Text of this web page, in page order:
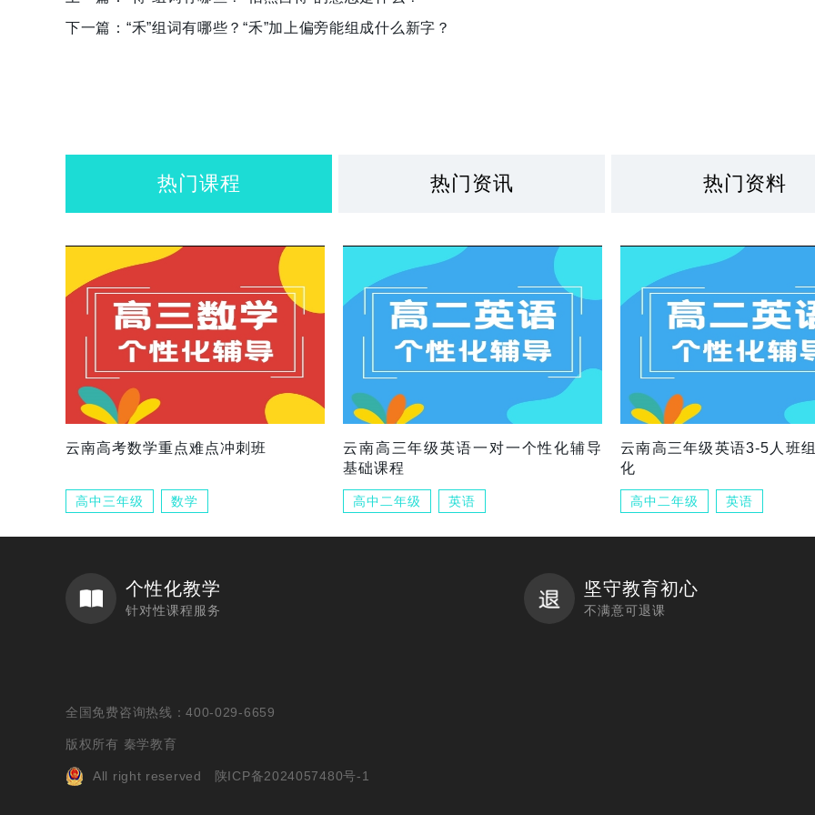
下一篇： “禾”组词有哪些？“禾”加上偏旁能组成什么新字？
热门课程 热门资讯 热门资料
云南高考数学重点难点冲刺班
高中三年级 数学
云南高三年级英语一对一个性化辅导
基础课程
高中二年级 英语
云南高三年级英语3-5人班
化
高中二年级 英语
个性化教学
针对性课程服务
坚守教育初心
不满意可退课
全国免费咨询热线：400-029-6659
版权所有 秦学教育
All right reserved 陕ICP备2024057480号-1